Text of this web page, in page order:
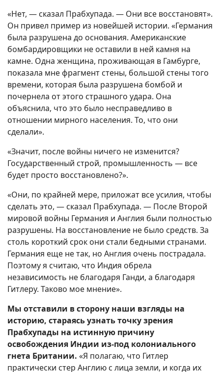
«Нет, — сказал Прабхупада. — Они все восстановят».
Он привел пример из новейшей истории. «Германия
была разрушена до основания. Американские
бомбардировщики не оставили в ней камня на
камне. Одна женщина, проживающая в Гамбурге,
показала мне фрагмент стены, большой стены того
времени, которая была разрушена бомбой и
почернела от этого страшного удара. Она
объяснила, что это было несправедливо в
отношении мирного населения. То, что они
сделали».
«Значит, после войны ничего не изменится?
Государственный строй, промышленность — все
будет просто восстановлено?».
«Они, по крайней мере, приложат все усилия, чтобы
сделать это, — сказал Прабхупада. — После Второй
мировой войны Германия и Англия были полностью
разрушены. На восстановление не было средств. За
столь короткий срок они стали бедными странами.
Германия еще не так, но Англия очень пострадала.
Поэтому я считаю, что Индия обрела
независимость не благодаря Ганди, а благодаря
Гитлеру. Таково мое мнение».
Мы отставили в сторону наши взгляды на
историю, стараясь узнать точку зрения
Прабхупады на истинную причину
освобождения Индии из-под колониального
гнета Британии. «Я полагаю, что Гитлер
практически стер Англию с лица земли, и когда их